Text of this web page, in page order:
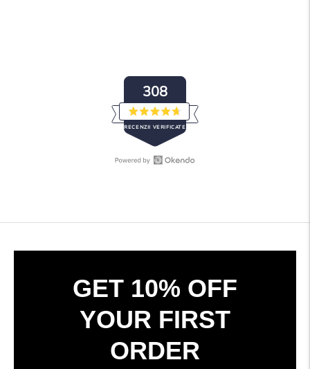
308
RECENZII VERIFICATE
Evaluat
cu
4.7
din
5
într-
fereastră
cu
medie
4.7
stele
din
de
la
GET 10% OFF
YOUR FIRST
ORDER